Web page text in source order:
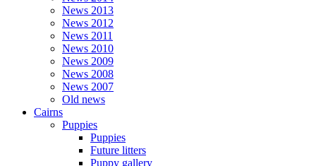
News 2013
News 2012
News 2011
News 2010
News 2009
News 2008
News 2007
Old news
Cairns
Puppies
Puppies
Future litters
Puppy gallery